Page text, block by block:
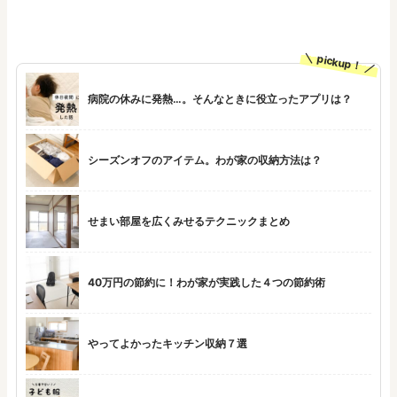
pickup！
病院の休みに発熱…。そんなときに役立ったアプリは？
シーズンオフのアイテム。わが家の収納方法は？
せまい部屋を広くみせるテクニックまとめ
40万円の節約に！わが家が実践した４つの節約術
やってよかったキッチン収納７選